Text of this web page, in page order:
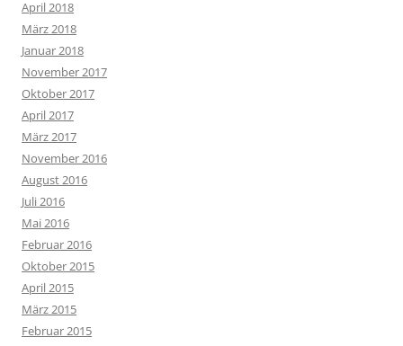
April 2018
März 2018
Januar 2018
November 2017
Oktober 2017
April 2017
März 2017
November 2016
August 2016
Juli 2016
Mai 2016
Februar 2016
Oktober 2015
April 2015
März 2015
Februar 2015